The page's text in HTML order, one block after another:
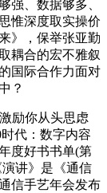
、数据够多、
惟深度取实操价
》，保举张亚勤
耦合的宏不雅叙
国际合作力面对
？
励你从头思虑
代：数字内容
度好书书单(第
讲》是《通信
信手艺年会发布